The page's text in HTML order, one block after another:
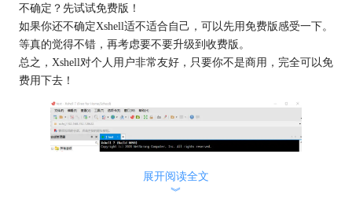
不确定？先试试免费版！
如果你还不确定Xshell适不适合自己，可以先用免费版感受一下。
等真的觉得不错，再考虑要不要升级到收费版。
总之，Xshell对个人用户非常友好，只要你不是商用，完全可以免
费用下去！
展开阅读全文
︾